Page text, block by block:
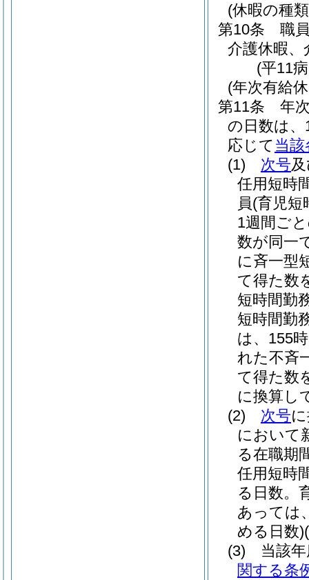
(休暇の種
第10条
職
介護休暇、
(平11
(年次有給
第11条
年
の日数は
応じて 当
(1)
次号
任用短時
員(育児短
1週間ご
数が同一
に斉一型
て得た数
短時間勤
短時間勤
は、155
れた不斉
て得た数
に換算し
(2)
次号
において
る在職期
任用短時
る日数。
あっては
める日数)
(3)
当該
関する条